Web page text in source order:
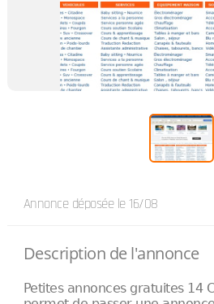
Annonce déposée le 16/08
Description de l'annonce
Petites annonces gratuites 14